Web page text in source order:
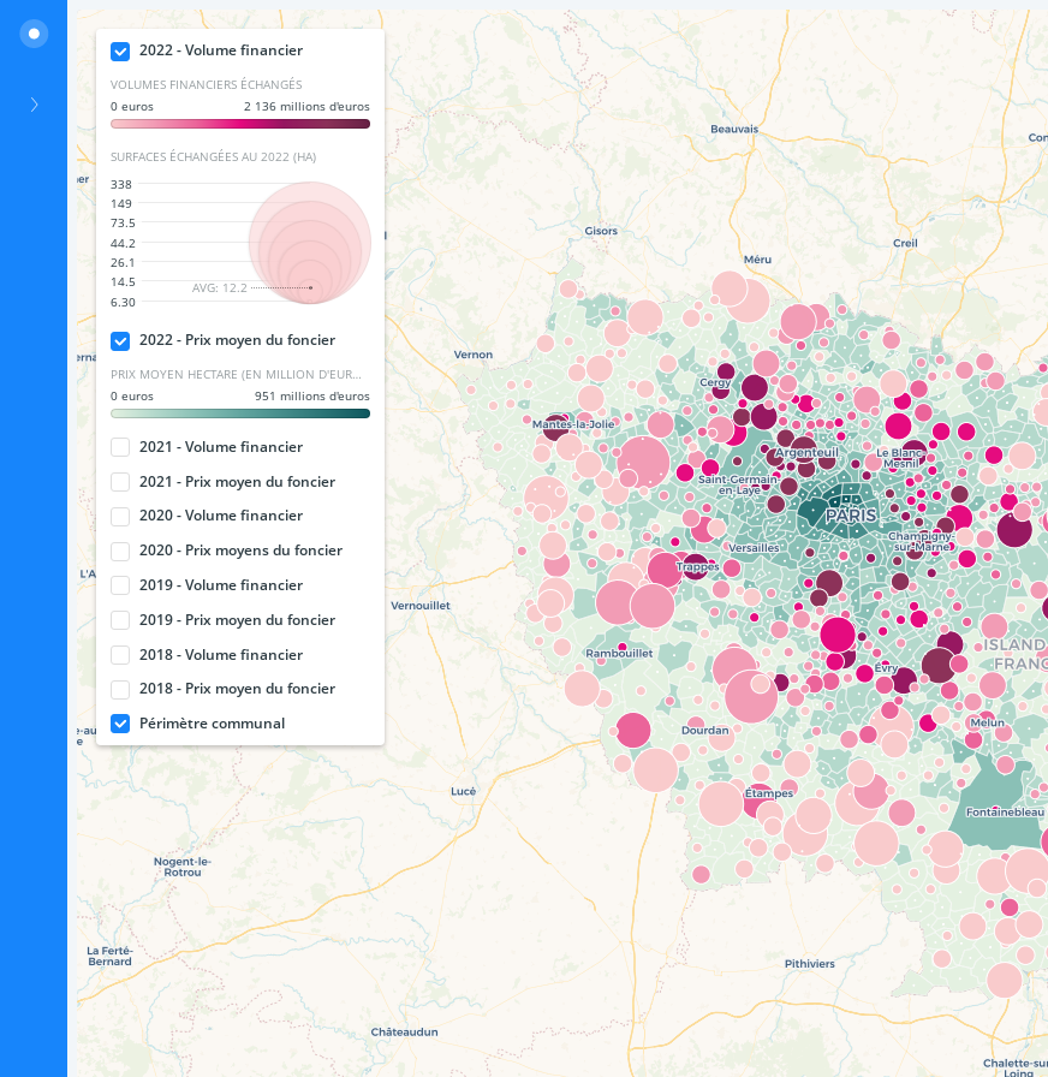
2022 - Volume financier
VOLUMES FINANCIERS ÉCHANGÉS
0 euros
2 136 millions d'euros
SURFACES ÉCHANGÉES AU 2022 (HA)
338
149
73.5
44.2
26.1
14.5
6.30
AVG: 12.2
2022 - Prix moyen du foncier
0 euros
951 millions d'euros
2021 - Volume financier
2021 - Prix moyen du foncier
2020 - Volume financier
2020 - Prix moyens du foncier
2019 - Volume financier
2019 - Prix moyen du foncier
2018 - Volume financier
2018 - Prix moyen du foncier
Périmètre communal
Prix du foncier par commune en Île-de-France de 2018 à 2022
Prix
foncier
par
commune
en
Île-
France
des
années
2018
à
2022